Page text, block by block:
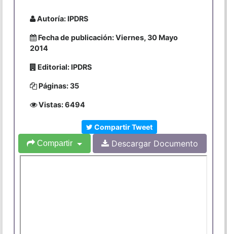
Autoría: IPDRS
Fecha de publicación: Viernes, 30 Mayo
2014
Editorial: IPDRS
Páginas: 35
Vistas: 6494
Compartir Tweet
Compartir
Descargar Documento